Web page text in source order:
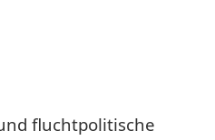
fluchtpolitische